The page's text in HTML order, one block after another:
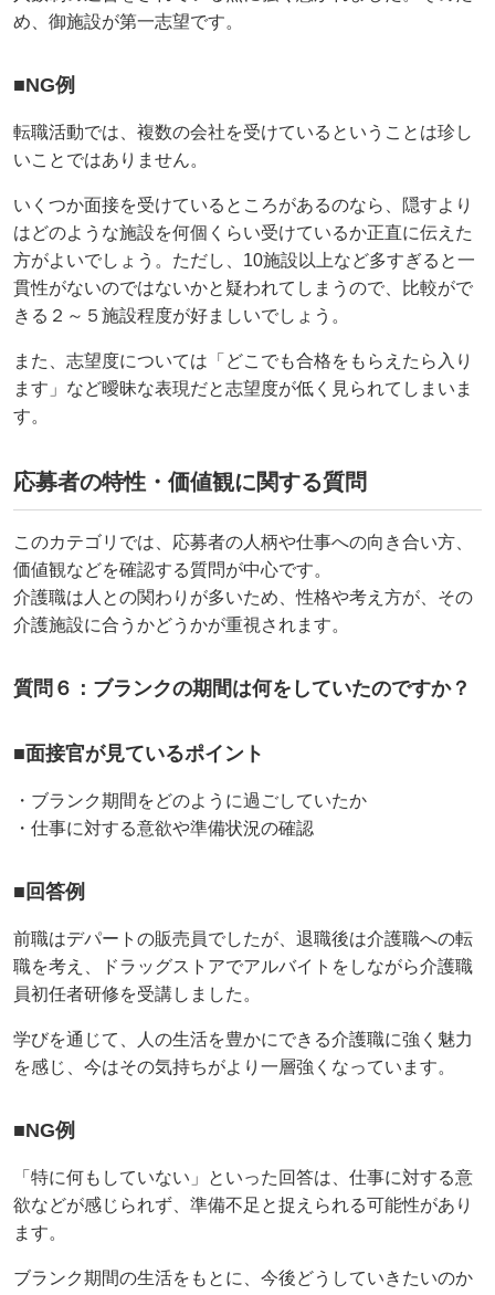
め、御施設が第一志望です。
■NG例
転職活動では、複数の会社を受けているということは珍し
いことではありません。
いくつか面接を受けているところがあるのなら、隠すより
はどのような施設を何個くらい受けているか正直に伝えた
方がよいでしょう。ただし、10施設以上など多すぎると一
貫性がないのではないかと疑われてしまうので、比較がで
きる２～５施設程度が好ましいでしょう。
また、志望度については「どこでも合格をもらえたら入り
ます」など曖昧な表現だと志望度が低く見られてしまいま
す。
応募者の特性・価値観に関する質問
このカテゴリでは、応募者の人柄や仕事への向き合い方、
価値観などを確認する質問が中心です。
介護職は人との関わりが多いため、性格や考え方が、その
介護施設に合うかどうかが重視されます。
質問６：ブランクの期間は何をしていたのですか？
■面接官が見ているポイント
・ブランク期間をどのように過ごしていたか
・仕事に対する意欲や準備状況の確認
■回答例
前職はデパートの販売員でしたが、退職後は介護職への転
職を考え、ドラッグストアでアルバイトをしながら介護職
員初任者研修を受講しました。
学びを通じて、人の生活を豊かにできる介護職に強く魅力
を感じ、今はその気持ちがより一層強くなっています。
■NG例
「特に何もしていない」といった回答は、仕事に対する意
欲などが感じられず、準備不足と捉えられる可能性があり
ます。
ブランク期間の生活をもとに、今後どうしていきたいのか